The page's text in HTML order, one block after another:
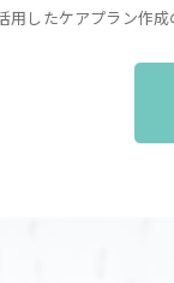
用したケアプラン作